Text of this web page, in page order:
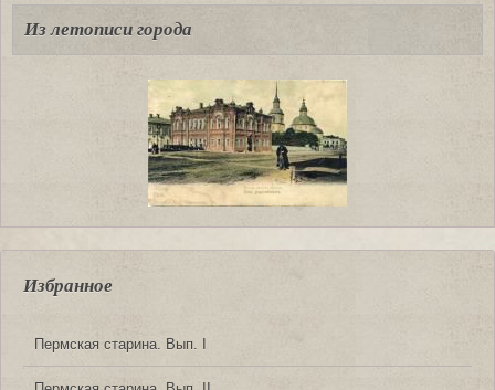
Из летописи города
Избранное
Пермская старина. Вып. I